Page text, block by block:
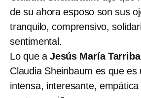
de su ahora esposo son sus
tranquilo, comprensivo,
sentimental.
Lo que aJesús María Tarriba
Claudia Sheinbaum es que es
intensa, interesante,